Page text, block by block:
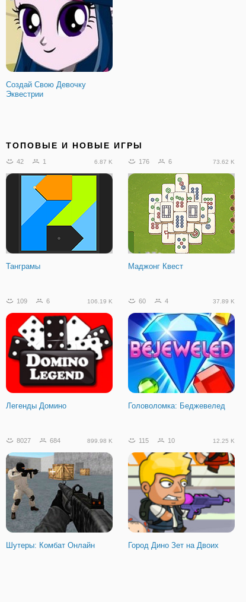
Создай Свою Девочку
Эквестрии
ТОПОВЫЕ И НОВЫЕ ИГРЫ
42 1 6.87 K
Танграмы
176 6 73.62 K
Маджонг Квест
109 6 106.19 K
Легенды Домино
60 4 37.89 K
Головоломка: Беджевелед
8027 684 899.98 K
Шутеры: Комбат Онлайн
115 10 12.25 K
Город Дино Зет на Двоих